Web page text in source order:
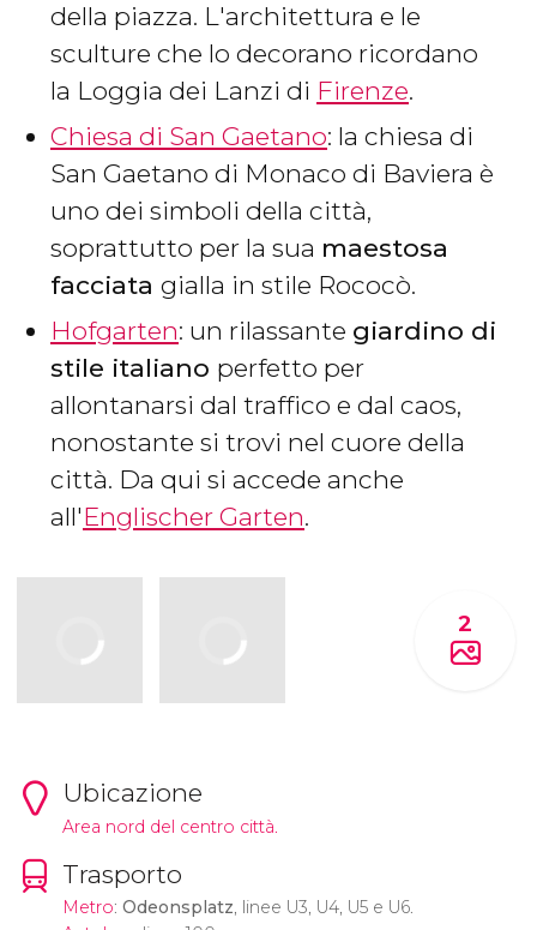
della piazza. L'architettura e le
sculture che lo decorano ricordano
la Loggia dei Lanzi di Firenze.
Chiesa di San Gaetano: la chiesa di
San Gaetano di Monaco di Baviera è
uno dei simboli della città,
soprattutto per la sua maestosa
facciata gialla in stile Rococò.
Hofgarten: un rilassante giardino di
stile italiano perfetto per
allontanarsi dal traffico e dal caos,
nonostante si trovi nel cuore della
città. Da qui si accede anche
all'Englischer Garten.
2
Ubicazione
Area nord del centro città.
Trasporto
Metro: Odeonsplatz, linee U3, U4, U5 e U6.